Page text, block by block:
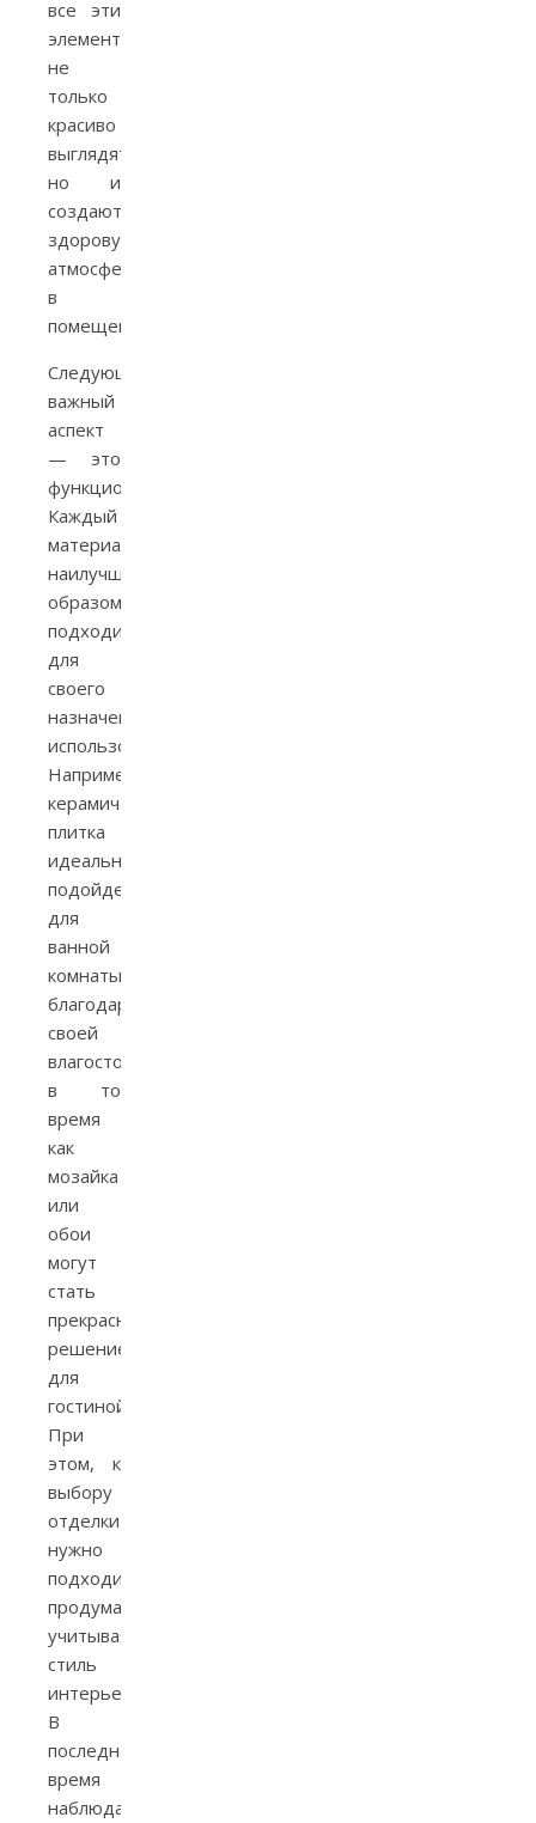
все эти
элементы
не
только
красиво
выглядят,
но и
создают
здоровую
атмосферу
в
помещении.
Следующий
важный
аспект
— это
функциональность.
Каждый
материал
наилучшим
образом
подходит
для
своего
назначенного
использования.
Например,
керамическая
плитка
идеально
подойдет
для
ванной
комнаты
благодаря
своей
влагостойкости,
в то
время
как
мозайка
или
обои
могут
стать
прекрасным
решением
для
гостиной.
При
этом, к
выбору
отделки
нужно
подходить
продуманно,
учитывая
стиль
интерьера.
В
последнее
время
наблюдается